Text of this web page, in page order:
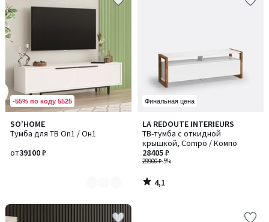
-55% по коду 5525
SO'HOME
Тумба для ТВ On1 / Он1
от39100 ₽
Количество
цветов:
Финальная цена
LA REDOUTE INTERIEURS
ТВ-тумба с откидной
крышкой, Compo / Компо
29900 ₽-5%
28405 ₽
4,1
/ 5
4,1
/